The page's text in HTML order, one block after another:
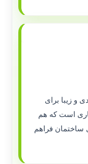
و زیبا برای
است که هم
ساختمان فراهم